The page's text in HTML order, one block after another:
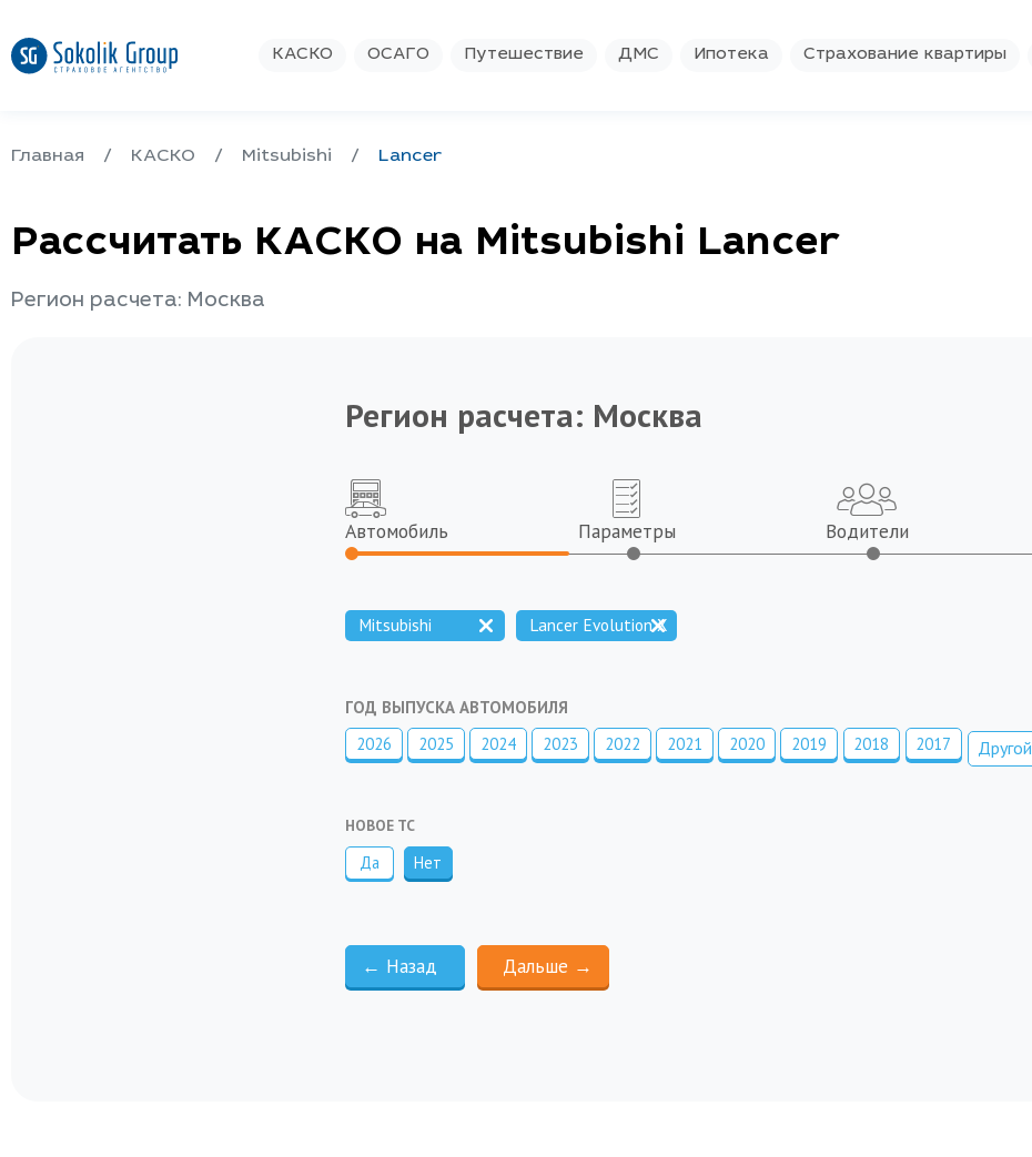
КАСКО ОСАГО Путешествие ДМС Ипотека Страхование квартиры
Главная КАСКО Mitsubishi Lancer
Рассчитать КАСКО на Mitsubishi Lancer
Регион расчета: Москва
Регион расчета: Москва
Автомобиль Параметры Водители
Mitsubishi Lancer Evolution X
ГОД ВЫПУСКА АВТОМОБИЛЯ
2026
2025 2024 2023 2022 2021 2020 2019 2018 2017 Другой
НОВОЕ ТС
Да Нет